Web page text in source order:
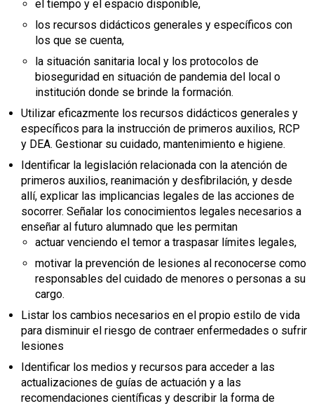
el tiempo y el espacio disponible,
los recursos didácticos generales y específicos con
los que se cuenta,
la situación sanitaria local y los protocolos de
bioseguridad en situación de pandemia del local o
institución donde se brinde la formación.
Utilizar eficazmente los recursos didácticos generales y
específicos para la instrucción de primeros auxilios, RCP
y DEA. Gestionar su cuidado, mantenimiento e higiene.
Identificar la legislación relacionada con la atención de
primeros auxilios, reanimación y desfibrilación, y desde
allí, explicar las implicancias legales de las acciones de
socorrer. Señalar los conocimientos legales necesarios a
enseñar al futuro alumnado que les permitan
actuar venciendo el temor a traspasar límites legales,
motivar la prevención de lesiones al reconocerse como
responsables del cuidado de menores o personas a su
cargo.
Listar los cambios necesarios en el propio estilo de vida
para disminuir el riesgo de contraer enfermedades o sufrir
lesiones
Identificar los medios y recursos para acceder a las
actualizaciones de guías de actuación y a las
recomendaciones científicas y describir la forma de